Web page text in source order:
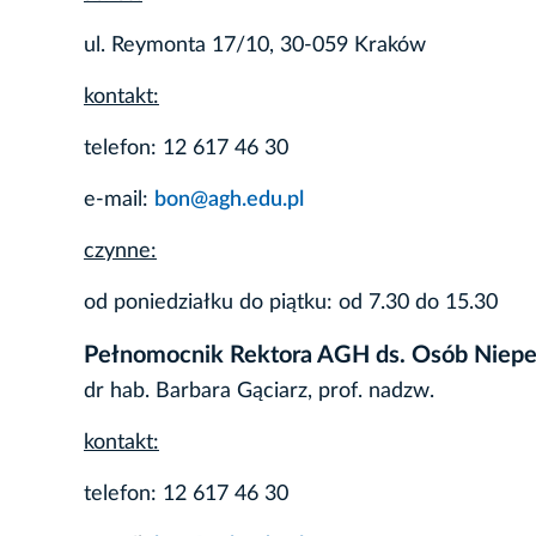
ul. Reymonta 17/10, 30-059 Kraków
kontakt:
telefon: 12 617 46 30
e-mail: bon@agh.edu.pl
czynne:
od poniedziałku do piątku: od 7.30 do 15.30
Pełnomocnik Rektora AGH ds. Osób
dr hab. Barbara Gąciarz, prof. nadzw.
kontakt:
telefon: 12 617 46 30